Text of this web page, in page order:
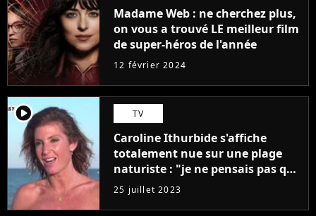
Madame Web : ne cherchez plus,
on vous a trouvé LE meilleur film
de super-héros de l'année
12 février 2024
player2 TV
Caroline Ithurbide s'affiche
totalement nue sur une plage
naturiste : "je ne pensais pas que
j'arriverais à le faire..."
25 juillet 2023